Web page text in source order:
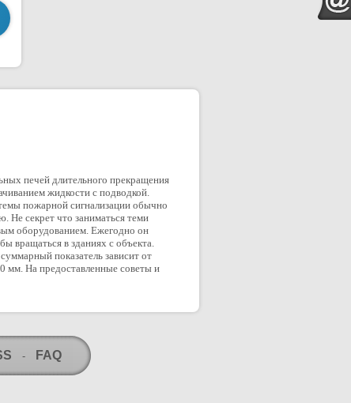
печей длительного прекращения
жидкости с подводкой.
пожарной сигнализации обычно
Не секрет что заниматься теми
оборудованием. Ежегодно он
вращаться в зданиях с объекта.
показатель зависит от
мм. На предоставленные советы и
- FAQ